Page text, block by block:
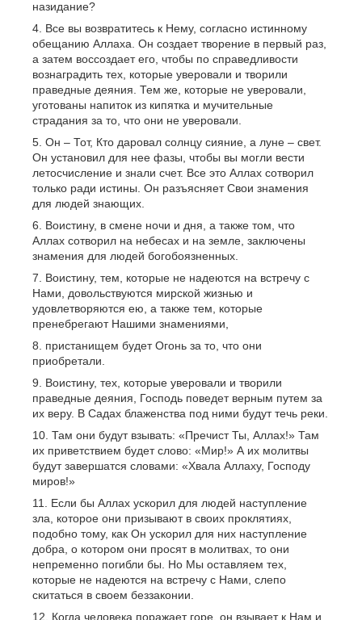
назидание?
Все вы возвратитесь к Нему, согласно истинному
обещанию Аллаха. Он создает творение в первый раз,
а затем воссоздает его, чтобы по справедливости
вознаградить тех, которые уверовали и творили
праведные деяния. Тем же, которые не уверовали,
уготованы напиток из кипятка и мучительные
страдания за то, что они не уверовали.
Он – Тот, Кто даровал солнцу сияние, а луне – свет.
Он установил для нее фазы, чтобы вы могли вести
летосчисление и знали счет. Все это Аллах сотворил
только ради истины. Он разъясняет Свои знамения
для людей знающих.
Воистину, в смене ночи и дня, а также том, что
Аллах сотворил на небесах и на земле, заключены
знамения для людей богобоязненных.
Воистину, тем, которые не надеются на встречу с
Нами, довольствуются мирской жизнью и
удовлетворяются ею, а также тем, которые
пренебрегают Нашими знамениями,
пристанищем будет Огонь за то, что они
приобретали.
Воистину, тех, которые уверовали и творили
праведные деяния, Господь поведет верным путем за
их веру. В Садах блаженства под ними будут течь реки.
Там они будут взывать: «Пречист Ты, Аллах!» Там
их приветствием будет слово: «Мир!» А их молитвы
будут завершатся словами: «Хвала Аллаху, Господу
миров!»
Если бы Аллах ускорил для людей наступление
зла, которое они призывают в своих проклятиях,
подобно тому, как Он ускорил для них наступление
добра, о котором они просят в молитвах, то они
непременно погибли бы. Но Мы оставляем тех,
которые не надеются на встречу с Нами, слепо
скитаться в своем беззаконии.
Когда человека поражает горе, он взывает к Нам и